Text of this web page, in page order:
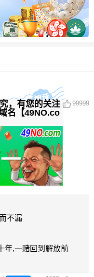
，有您的关注
名【49NO.co
99999
不漏
年,一赌回到解放前